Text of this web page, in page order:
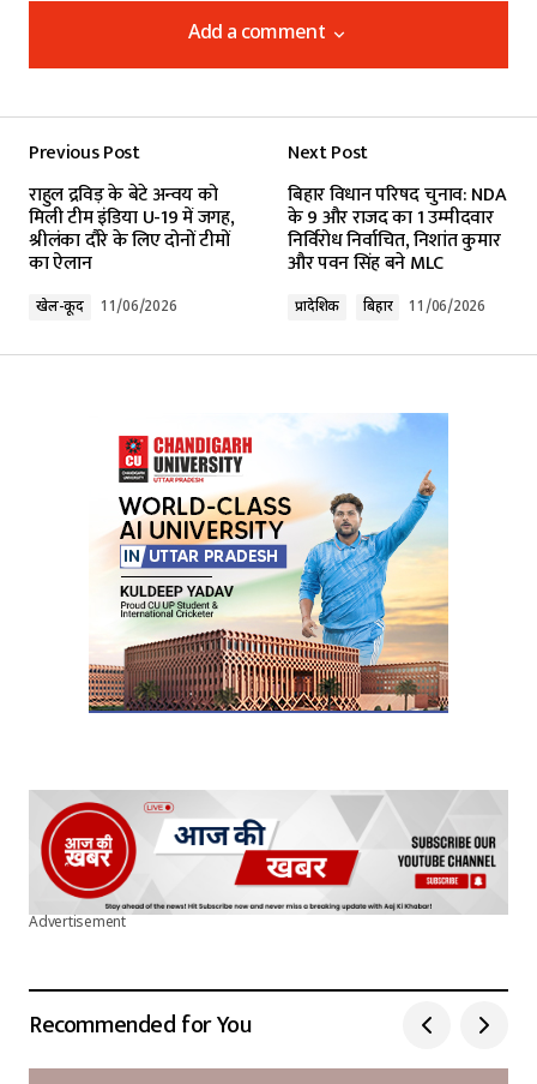
Add a comment
Add a comment
Required fields are marked*
Comment
Your E-mail*
Submit Comment
Previous Post
राहुल द्रविड़ के बेटे अन्वय को
मिली टीम इंडिया U-19 में जगह,
श्रीलंका दौरे के लिए दोनों टीमों
का ऐलान
खेल-कूद 11/06/2026
Next Post
बिहार विधान परिषद चुनाव: NDA
के 9 और राजद का 1 उम्मीदवार
निर्विरोध निर्वाचित, निशांत कुमार
और पवन सिंह बने MLC
प्रादेशिक बिहार 11/06/2026
Advertisement
Recommended for You